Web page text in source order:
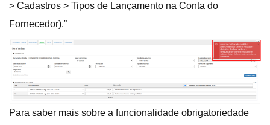
> Cadastros > Tipos de Lançamento na Conta do
Fornecedor).”
Para saber mais sobre a funcionalidade obrigatoriedade